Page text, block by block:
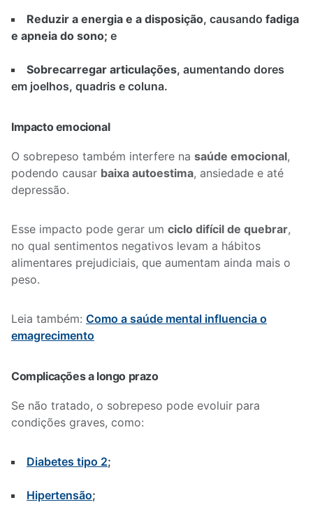
Reduzir a energia e a disposição, causando fadiga
e apneia do sono; e
Sobrecarregar articulações, aumentando dores
em joelhos, quadris e coluna.
Impacto emocional
O sobrepeso também interfere na saúde emocional,
podendo causar baixa autoestima, ansiedade e até
depressão.
Esse impacto pode gerar um ciclo difícil de quebrar,
no qual sentimentos negativos levam a hábitos
alimentares prejudiciais, que aumentam ainda mais o
peso.
Leia também: Como a saúde mental influencia o
emagrecimento
Complicações a longo prazo
Se não tratado, o sobrepeso pode evoluir para
condições graves, como:
Diabetes tipo 2;
Hipertensão;